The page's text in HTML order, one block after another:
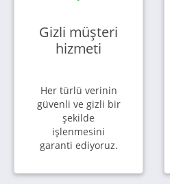
Gizli müşteri
hizmeti
Her türlü verinin
güvenli ve gizli bir
şekilde
işlenmesini
garanti ediyoruz.